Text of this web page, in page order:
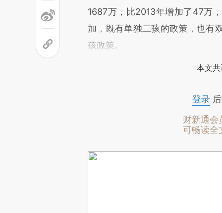
1687万，比2013年增加了47万
加，既有单独二孩的政策，也有
孩政策。
本文共
登录后
财新通会
可畅读全